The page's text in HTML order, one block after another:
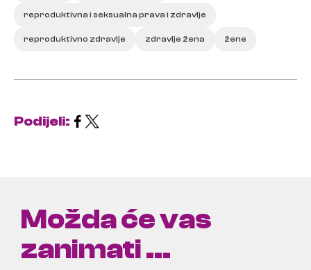
reproduktivna i seksualna prava i zdravlje
reproduktivno zdravlje zdravlje žena žene
Podijeli:
Možda će vas
zanimati ...